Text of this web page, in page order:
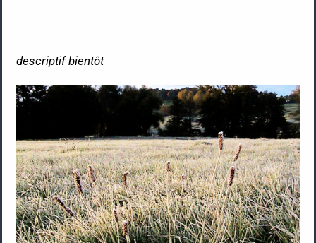
descriptif bientôt